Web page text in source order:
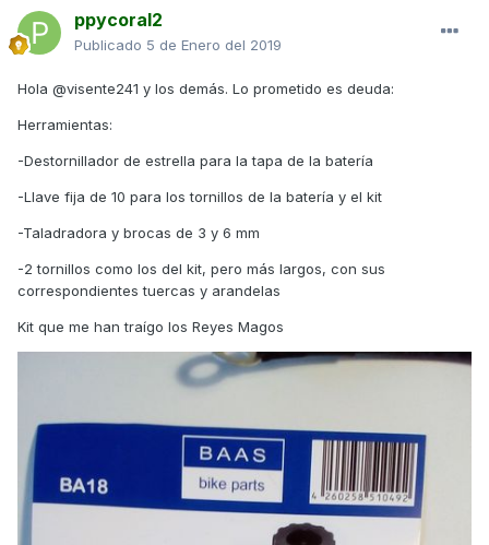
ppycoral2
Publicado 5 de Enero del 2019
Hola @visente241 y los demás. Lo prometido es deuda:
Herramientas:
-Destornillador de estrella para la tapa de la batería
-Llave fija de 10 para los tornillos de la batería y el kit
-Taladradora y brocas de 3 y 6 mm
-2 tornillos como los del kit, pero más largos, con sus
correspondientes tuercas y arandelas
Kit que me han traígo los Reyes Magos